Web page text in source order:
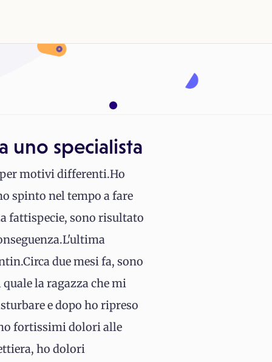
uno specialista
motivi differenti.Ho
spinto nel tempo a fare
fattispecie, sono risultato
due mesi fa, sono
la ragazza che mi
e dopo ho ripreso
fortissimi dolori alle
ho dolori